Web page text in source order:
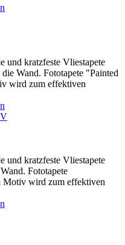
und kratzfeste Vliestapete
Wand. Fototapete "Painted
wird zum effektiven
und kratzfeste Vliestapete
Fototapete
Motiv wird zum effektiven